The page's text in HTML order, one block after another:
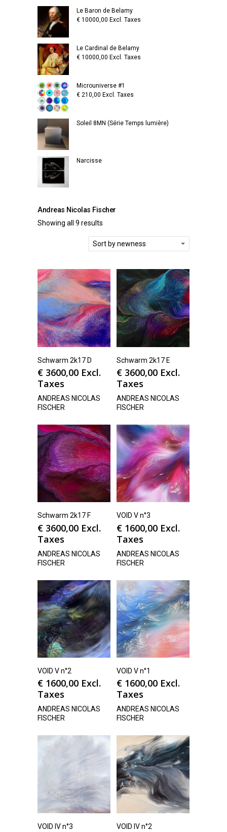
Le Baron de Belamy
€ 10000,00 Excl. Taxes
Le Cardinal de Belamy
€ 10000,00 Excl. Taxes
Microuniverse #1
€ 210,00 Excl. Taxes
Soleil 8MN (Série Temps lumière)
Narcisse
Andreas Nicolas Fischer
Showing all 9 results
Sort by newness
Schwarm 2k17 D
€ 3600,00 Excl.
Taxes
ANDREAS NICOLAS
FISCHER
Schwarm 2k17 E
€ 3600,00 Excl.
Taxes
ANDREAS NICOLAS
FISCHER
Schwarm 2k17 F
€ 3600,00 Excl.
Taxes
ANDREAS NICOLAS
FISCHER
VOID V n°3
€ 1600,00 Excl.
Taxes
ANDREAS NICOLAS
FISCHER
VOID V n°2
€ 1600,00 Excl.
Taxes
ANDREAS NICOLAS
FISCHER
VOID V n°1
€ 1600,00 Excl.
Taxes
ANDREAS NICOLAS
FISCHER
VOID IV n°3 VOID IV n°2